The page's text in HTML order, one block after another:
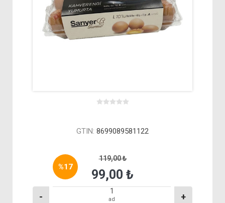
GTIN: 8699089581122
%17
119,00 ₺
99,00 ₺
- ad +